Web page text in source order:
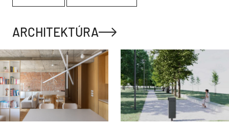
ARCHITEKTÚRA